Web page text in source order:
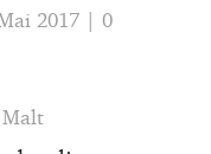
2017 | 0
Malt